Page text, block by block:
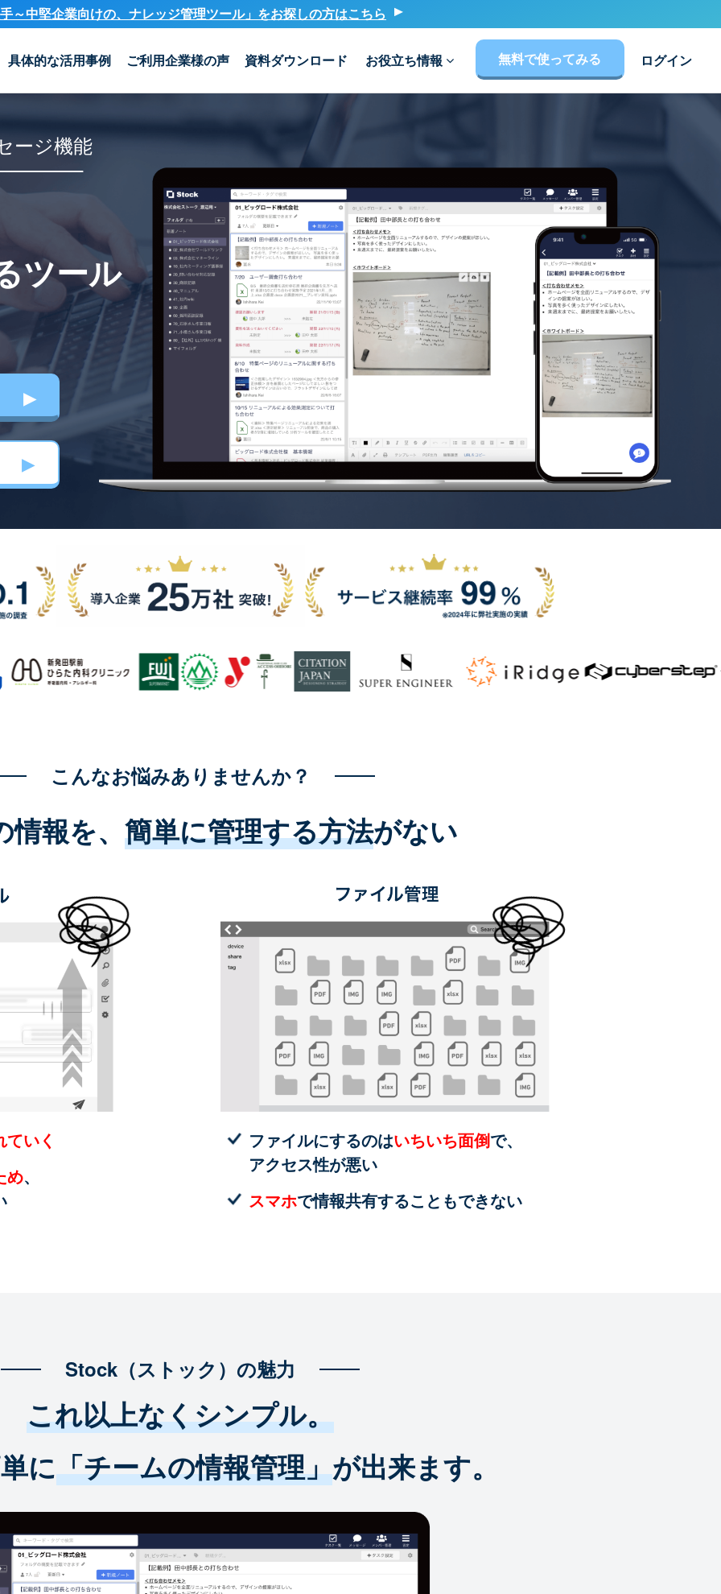
～中堅企業向けの、ナレッジ管理ツール」をお探しの方はこちら
具体的な活用事例 ご利用企業様の声 資料ダウンロード お役立ち情報 無料で使ってみる ログイン
ージ機能
ツール
こんなお悩みありませんか？
報を、 簡単に管理する方法がない
いく
め、
ファイルにするのはいちいち面倒で、
アクセス性が悪い
スマホで情報共有することもできない
Stock（ストック）の魅力
これ以上なくシンプル。
に「チームの情報管理」が出来ます。